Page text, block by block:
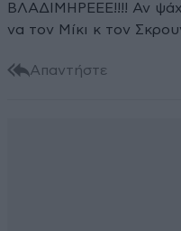
ΒΛΑΔΙΜΗΡΕΕΕ!!!! Αν
να τον Μίκι κ τον
Απαντήστε